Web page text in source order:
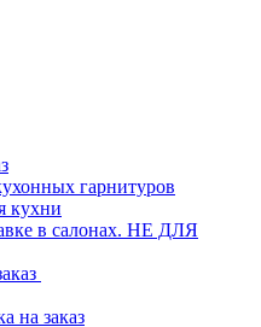
гарнитуров
кухни
в салонах. НЕ ДЛЯ
на заказ